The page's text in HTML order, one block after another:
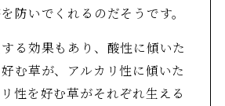
防いでくれるのだそうです。
る効果もあり、酸性に傾いた
む草が、アルカリ性に傾いた
性を好む草がそれぞれ生える